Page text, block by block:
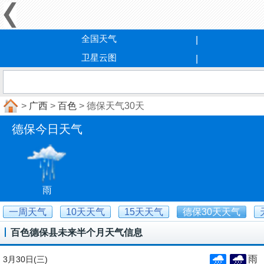
全国天气
卫星云图
> 广西 > 百色 > 德保天气30天
德保今日天气
雨
一周天气 10天天气 15天天气 德保30天天气
百色德保县未来半个月天气信息
3月30日(三) 雨